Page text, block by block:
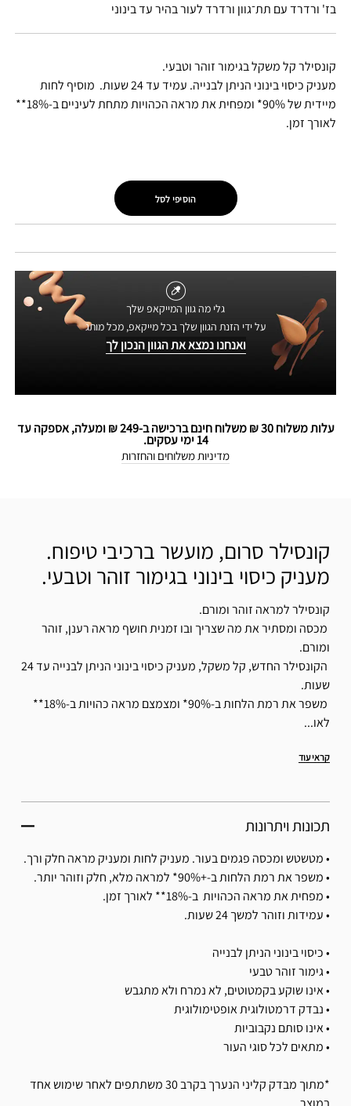
קונסילר קל משקל בגימור זוהר וטבעי.
מעניק כיסוי בינוני הניתן לבנייה. עמיד עד 24 שעות. מוסיף לחות
מיידית של 90%* ומפחית את מראה הכהויות מתחת לעיניים ב-18%**
לאורך זמן.
בז' ורדרד עם תת־גוון ורדרד לעור בהיר עד בינוני
גלי מה גוון המייקאפ שלך
על ידי הזנת הגוון שלך בכל מייקאפ, מכל מותג
ואנחנו נמצא את הגוון הנכון לך
הוסיפי לסל
עלות משלוח 30 ₪ משלוח חינם ברכישה ב-249 ₪ ומעלה, אספקה עד
14 ימי עסקים.
מדיניות משלוחים והחזרות
קונסילר סרום, מועשר ברכיבי טיפוח.
מעניק כיסוי בינוני בגימור זוהר וטבעי.
קונסילר למראה זוהר ומורם.
מכסה ומסתיר את מה שצריך ובו זמנית חושף מראה רענן, זוהר
ומורם.
הקונסילר החדש, קל משקל, מעניק כיסוי בינוני הניתן לבנייה עד 24
שעות.
משפר את רמת הלחות ב-90%* ומצמצם מראה כהויות ב-18%**
לאו...
קראי עוד
תכונות ויתרונות
• מטשטש ומכסה פגמים בעור. מעניק לחות ומעניק מראה חלק ורך.
• משפר את רמת הלחות ב-+90%* למראה מלא, חלק וזוהר יותר.
• מפחית את מראה הכהויות ב-18%** לאורך זמן.
• עמידות וזוהר למשך 24 שעות.
• כיסוי בינוני הניתן לבנייה
• גימור זוהר טבעי
• אינו שוקע בקמטוטים, לא נמרח ולא מתגבש
• נבדק דרמטולוגית אופטימולוגית
• אינו סותם נקבוביות
• מתאים לכל סוגי העור
*מתוך מבדק קליני הנערך בקרב 30 משתתפים לאחר שימוש אחד